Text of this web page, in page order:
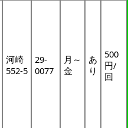
河崎
552-5
29-
0077
月～
金
あ
り
500
円/
回